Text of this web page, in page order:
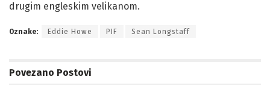
drugim engleskim velikanom.
Oznake: Eddie Howe PIF Sean Longstaff
Povezano Postovi